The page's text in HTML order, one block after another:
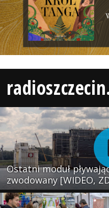
Ostatni moduł
zwodowany [WIDEO,